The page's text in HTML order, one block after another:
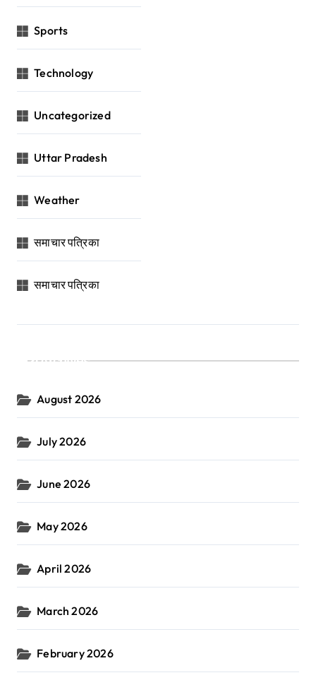
Sports
Technology
Uncategorized
Uttar Pradesh
Weather
समाचार पत्रिका
समाचार पत्रिका
Archives
August 2026
July 2026
June 2026
May 2026
April 2026
March 2026
February 2026